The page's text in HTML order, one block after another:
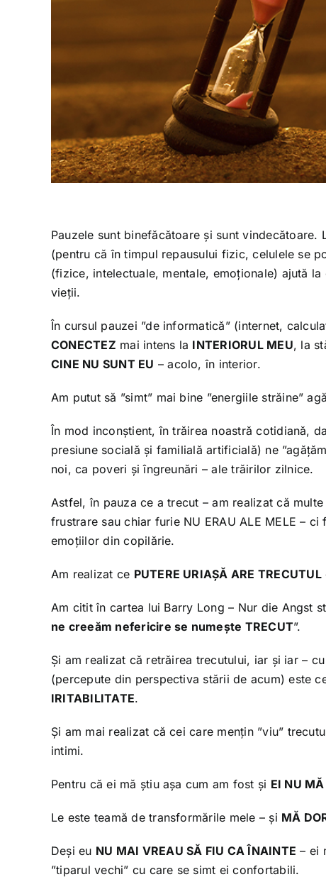
Pauzele sunt binefăcătoare și sunt
(pentru că în timpul repausului fizic, celulele se
(fizice, intelectuale, mentale, emoționale) ajută
vieții.
În cursul pauzei ”de informatică” (internet,
CONECTEZ mai intens la INTERIORUL MEU, la
CINE NU SUNT EU – acolo, în interior.
Am putut să ”simt” mai bine ”energiile străine”
În mod inconștient, în trăirea noastră cotidiană,
presiune socială și familială artificială) ne
noi, ca poveri și îngreunări – ale trăirilor zilnice.
Astfel, în pauza ce a trecut – am realizat că
frustrare sau chiar furie NU ERAU ALE MELE –
emoțiilor din copilărie.
Am realizat ce PUTERE URIAȘĂ ARE TRECUTUL
Am citit în cartea lui Barry Long – Nur die Angst
ne creeăm nefericire se numește TRECUT”.
Și am realizat că retrăirea trecutului, iar și iar –
(percepute din perspectiva stării de acum) este
IRITABILITATE.
Și am mai realizat că cei care mențin ”viu”
intimi.
Pentru că ei mă știu așa cum am fost și EI NU
Le este teamă de transformările mele – și MĂ
Deși eu NU MAI VREAU SĂ FIU CA ÎNAINTE – ei
”tiparul vechi” cu care se simt ei confortabili.